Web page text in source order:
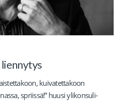
kuivatettakoon
spriissä!” huusi ylikonsuli-